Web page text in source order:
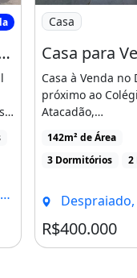
em Condomínio
Fechado com 3 Dormítório(s), Sendo 1 Suíte
R$870
Imagem: Casa
Casa
Casa à Venda no
próximo ao
Atacadão,
oportunidade [...]
142m² de Área
3 Dormitórios
2
Despraiado,
R$400.000